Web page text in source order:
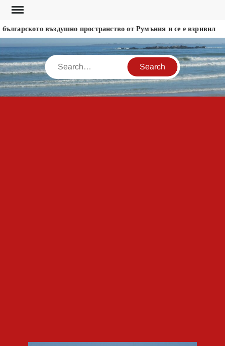
Skip
content
въздушно пространство от Румъния и се е взривил
Search